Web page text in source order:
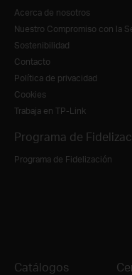
Acerca de nosotros
Nuestro Compromiso con la
Sostenibilidad
Contacto
Política de privacidad
Cookies
Trabaja en TP-Link
Programa de
Programa de Fidelización
Catálogos